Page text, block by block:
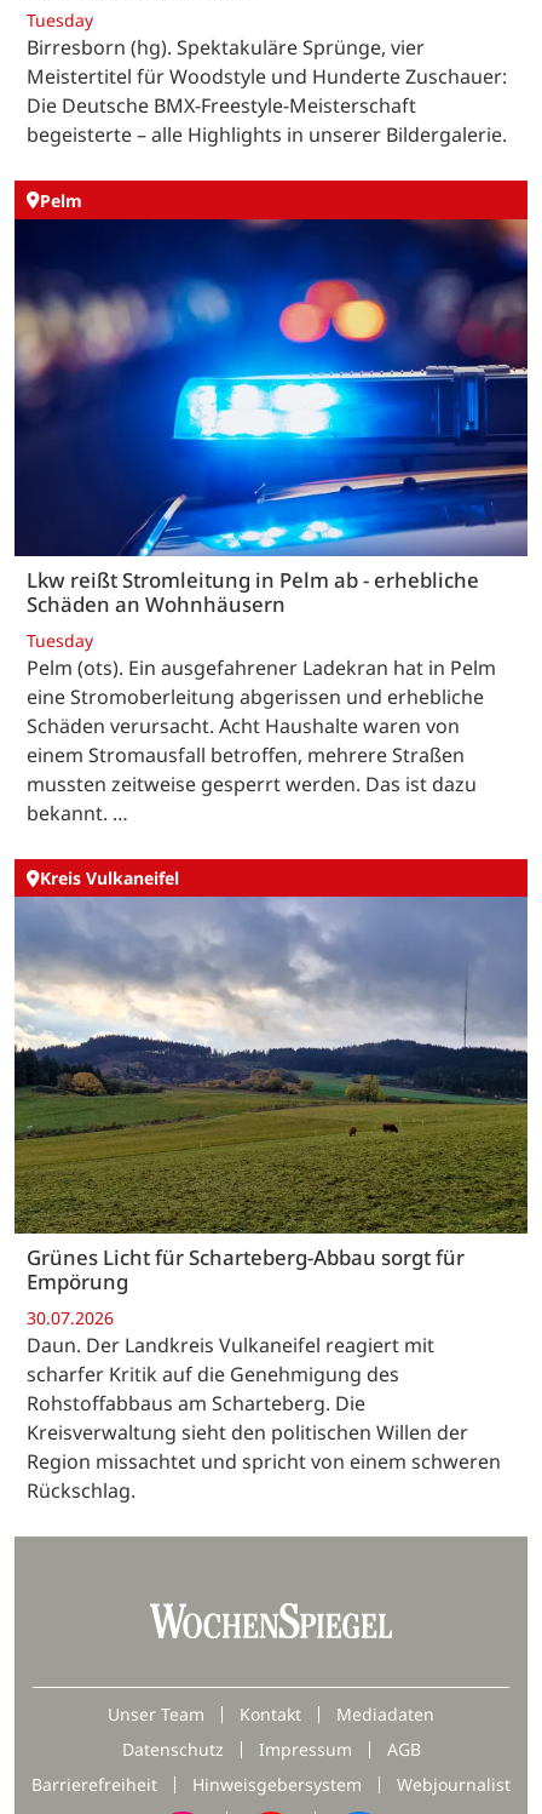
Tuesday
Birresborn (hg). Spektakuläre Sprünge, vier
Meistertitel für Woodstyle und Hunderte Zuschauer:
Die Deutsche BMX-Freestyle-Meisterschaft
begeisterte – alle Highlights in unserer Bildergalerie.
Pelm
Lkw reißt Stromleitung in Pelm ab - erhebliche
Schäden an Wohnhäusern
Tuesday
Pelm (ots). Ein ausgefahrener Ladekran hat in Pelm
eine Stromoberleitung abgerissen und erhebliche
Schäden verursacht. Acht Haushalte waren von
einem Stromausfall betroffen, mehrere Straßen
mussten zeitweise gesperrt werden. Das ist dazu
bekannt. …
Kreis Vulkaneifel
Grünes Licht für Scharteberg-Abbau sorgt für
Empörung
30.07.2026
Daun. Der Landkreis Vulkaneifel reagiert mit
scharfer Kritik auf die Genehmigung des
Rohstoffabbaus am Scharteberg. Die
Kreisverwaltung sieht den politischen Willen der
Region missachtet und spricht von einem schweren
Rückschlag.
Unser Team Kontakt
Mediadaten
Datenschutz
Impressum
AGB
Barrierefreiheit
Hinweisgebersystem Webjournalist